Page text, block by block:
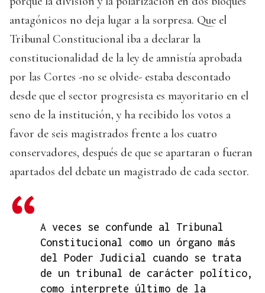
antagónicos no deja lugar a la sorpresa. Que el
Tribunal Constitucional iba a declarar la
constitucionalidad de la ley de amnistía aprobada
por las Cortes -no se olvide- estaba descontado
desde que el sector progresista es mayoritario en el
seno de la institución, y ha recibido los votos a
favor de seis magistrados frente a los cuatro
conservadores, después de que se apartaran o fueran
apartados del debate un magistrado de cada sector.
A veces se confunde al Tribunal
Constitucional como un órgano más
del Poder Judicial cuando se trata
de un tribunal de carácter político,
como interprete último de la